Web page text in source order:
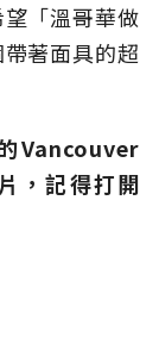
「溫哥華做
著面具的超
Vancouver
，記得打開